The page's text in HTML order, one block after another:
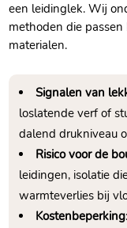
een leidinglek. Wij
methoden die
materialen.
Signalen van
loslatende verf of
dalend drukniveau
Risico voor de
leidingen, isolatie
warmteverlies bij
Kostenbeperking